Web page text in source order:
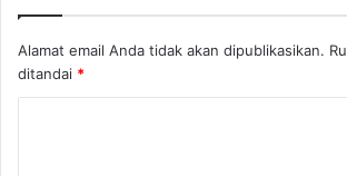
Alamat email Anda tidak akan dipublikasikan.
ditandai *